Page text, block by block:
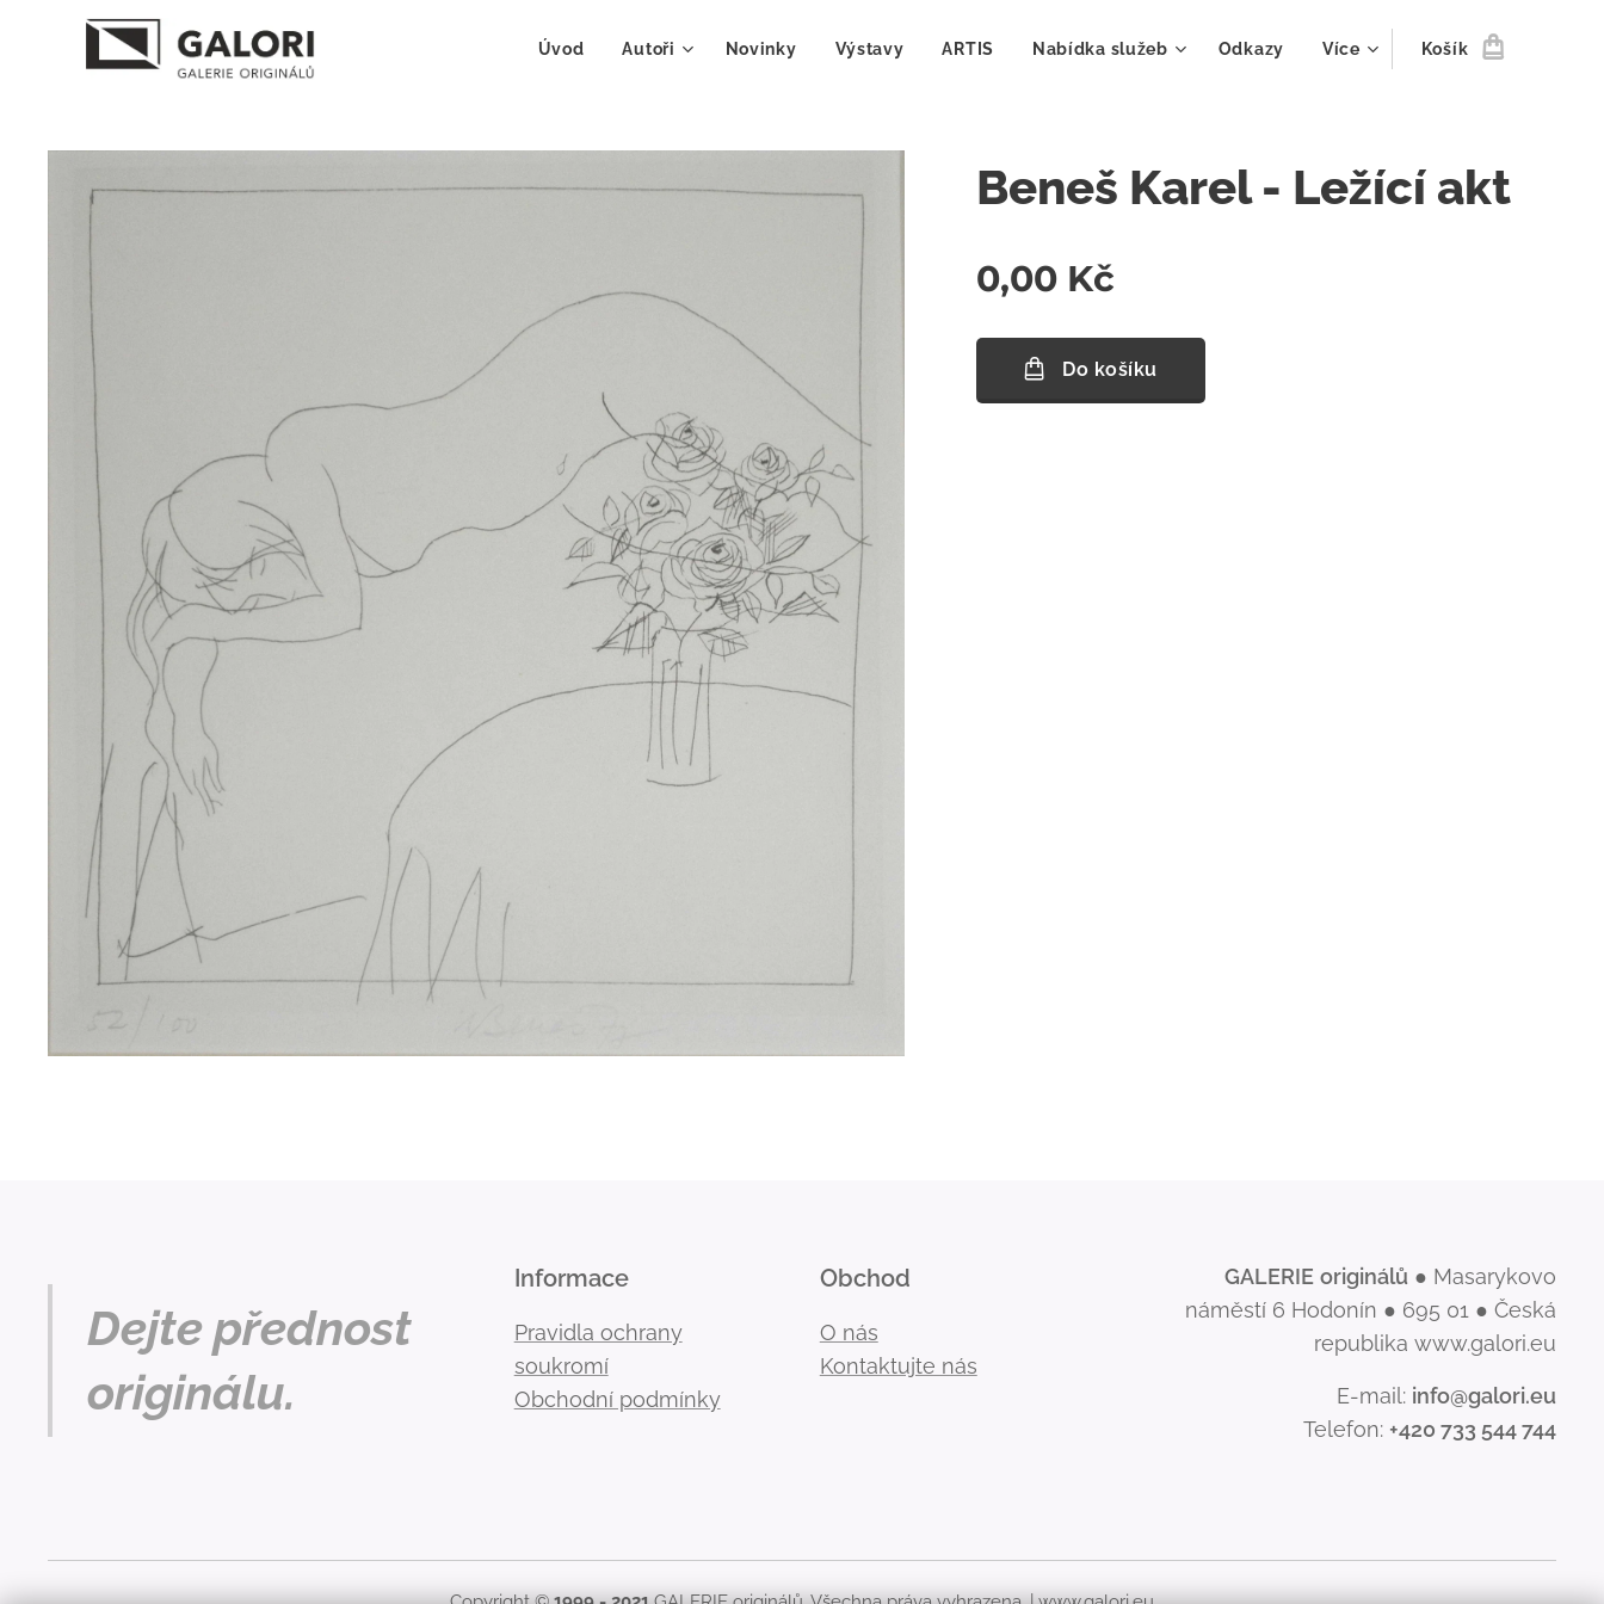
Úvod Autoři Novinky Výstavy ARTIS Nabídka služeb Odkazy Více Košík
Beneš Karel - Ležící akt
0,00 Kč
Do košíku
Dejte přednost
originálu.
Informace
Pravidla ochrany
soukromí
Obchodní podmínky
Obchod
O nás
Kontaktujte nás
GALERIE originálů ● Masarykovo
náměstí 6 Hodonín ● 695 01 ● Česká
republika www.galori.eu
E-mail: info@galori.eu
Telefon: +420 733 544 744